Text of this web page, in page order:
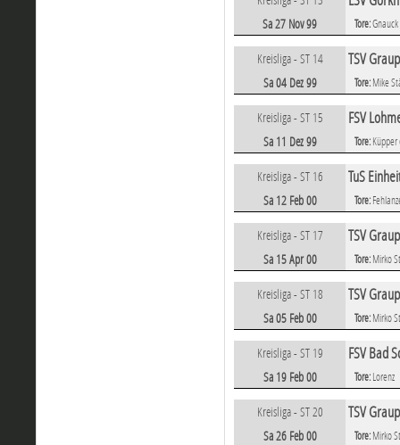
Sa 27 Nov 99 Tore:Gnauck
Kreisliga - ST 14 TSV
Sa 04 Dez 99 Tore: Mike
Kreisliga - ST 15 FSV
Sa 11 Dez 99 Tore: Küpper
Kreisliga - ST 16 TuS
Sa 12 Feb 00 Tore:
Kreisliga - ST 17 TSV
Sa 15 Apr 00 Tore: Mirko
Kreisliga - ST 18 TSV
Sa 05 Feb 00 Tore: Mirko
Kreisliga - ST 19 FSV Bad
Sa 19 Feb 00 Tore: Lorenz
Kreisliga - ST 20 TSV
Sa 26 Feb 00 Tore: Mirko